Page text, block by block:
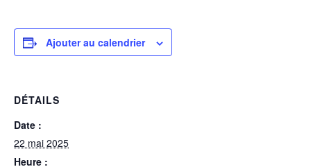
Ajouter au calendrier
DÉTAILS
Date :
22 mai 2025
Heure :